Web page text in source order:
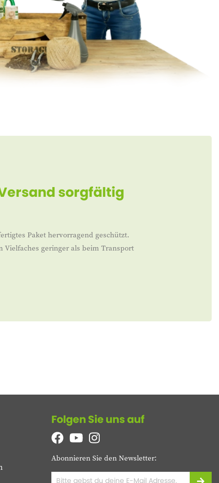
sorgfältig
Paket hervorragend geschützt.
Vielfaches geringer als beim Transport
Folgen Sie uns auf
Abonnieren Sie den Newsletter: